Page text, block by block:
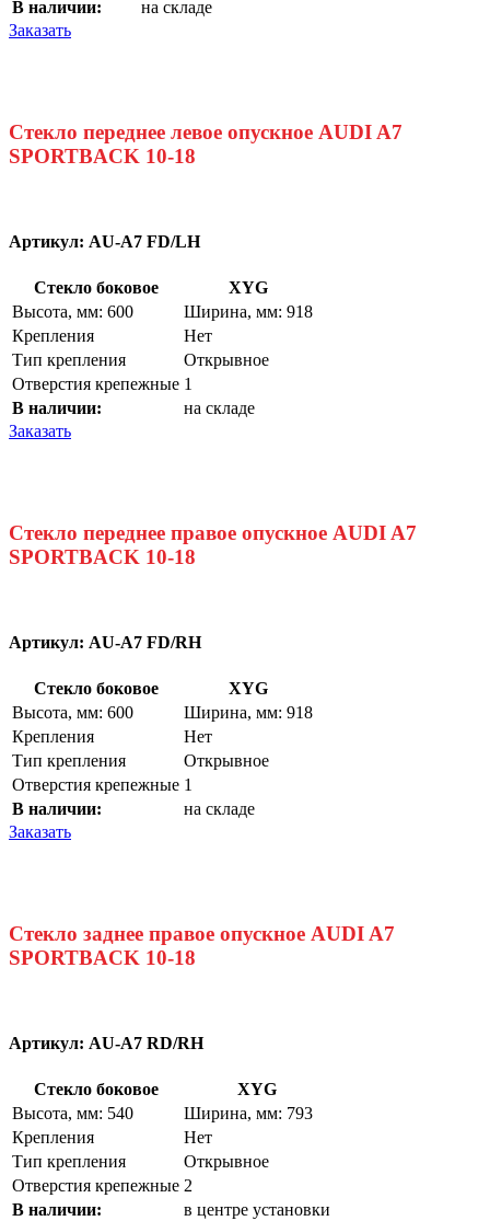
В наличии:
на складе
Заказать
Стекло переднее левое опускное AUDI A7
SPORTBACK 10-18
Артикул: AU-A7 FD/LH
Стекло боковое
XYG
Высота, мм: 600
Ширина, мм: 918
Крепления
Нет
Тип крепления
Открывное
Отверстия крепежные 1
В наличии:
на складе
Заказать
Стекло переднее правое опускное AUDI A7
SPORTBACK 10-18
Артикул: AU-A7 FD/RH
Стекло боковое
XYG
Высота, мм: 600
Ширина, мм: 918
Крепления
Нет
Тип крепления
Открывное
Отверстия крепежные 1
В наличии:
на складе
Заказать
Стекло заднее правое опускное AUDI A7
SPORTBACK 10-18
Артикул: AU-A7 RD/RH
Стекло боковое
XYG
Высота, мм: 540
Ширина, мм: 793
Крепления
Нет
Тип крепления
Открывное
Отверстия крепежные 2
В наличии:
в центре установки